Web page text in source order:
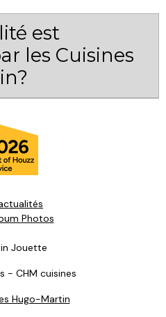
est
les Cuisines
Photos
Jouette
- CHM cuisines
Hugo-Martin